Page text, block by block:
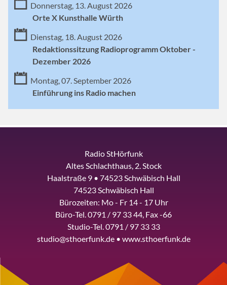
Donnerstag, 13. August 2026
Orte X Kunsthalle Würth
Dienstag, 18. August 2026
Redaktionssitzung Radioprogramm Oktober -
Dezember 2026
Montag, 07. September 2026
Einführung ins Radio machen
Radio StHörfunk
Altes Schlachthaus, 2. Stock
Haalstraße 9 • 74523 Schwäbisch Hall
74523 Schwäbisch Hall
Bürozeiten: Mo - Fr 14 - 17 Uhr
Büro-Tel. 0791 / 97 33 44, Fax -66
Studio-Tel. 0791 / 97 33 33
studio@sthoerfunk.de • www.sthoerfunk.de